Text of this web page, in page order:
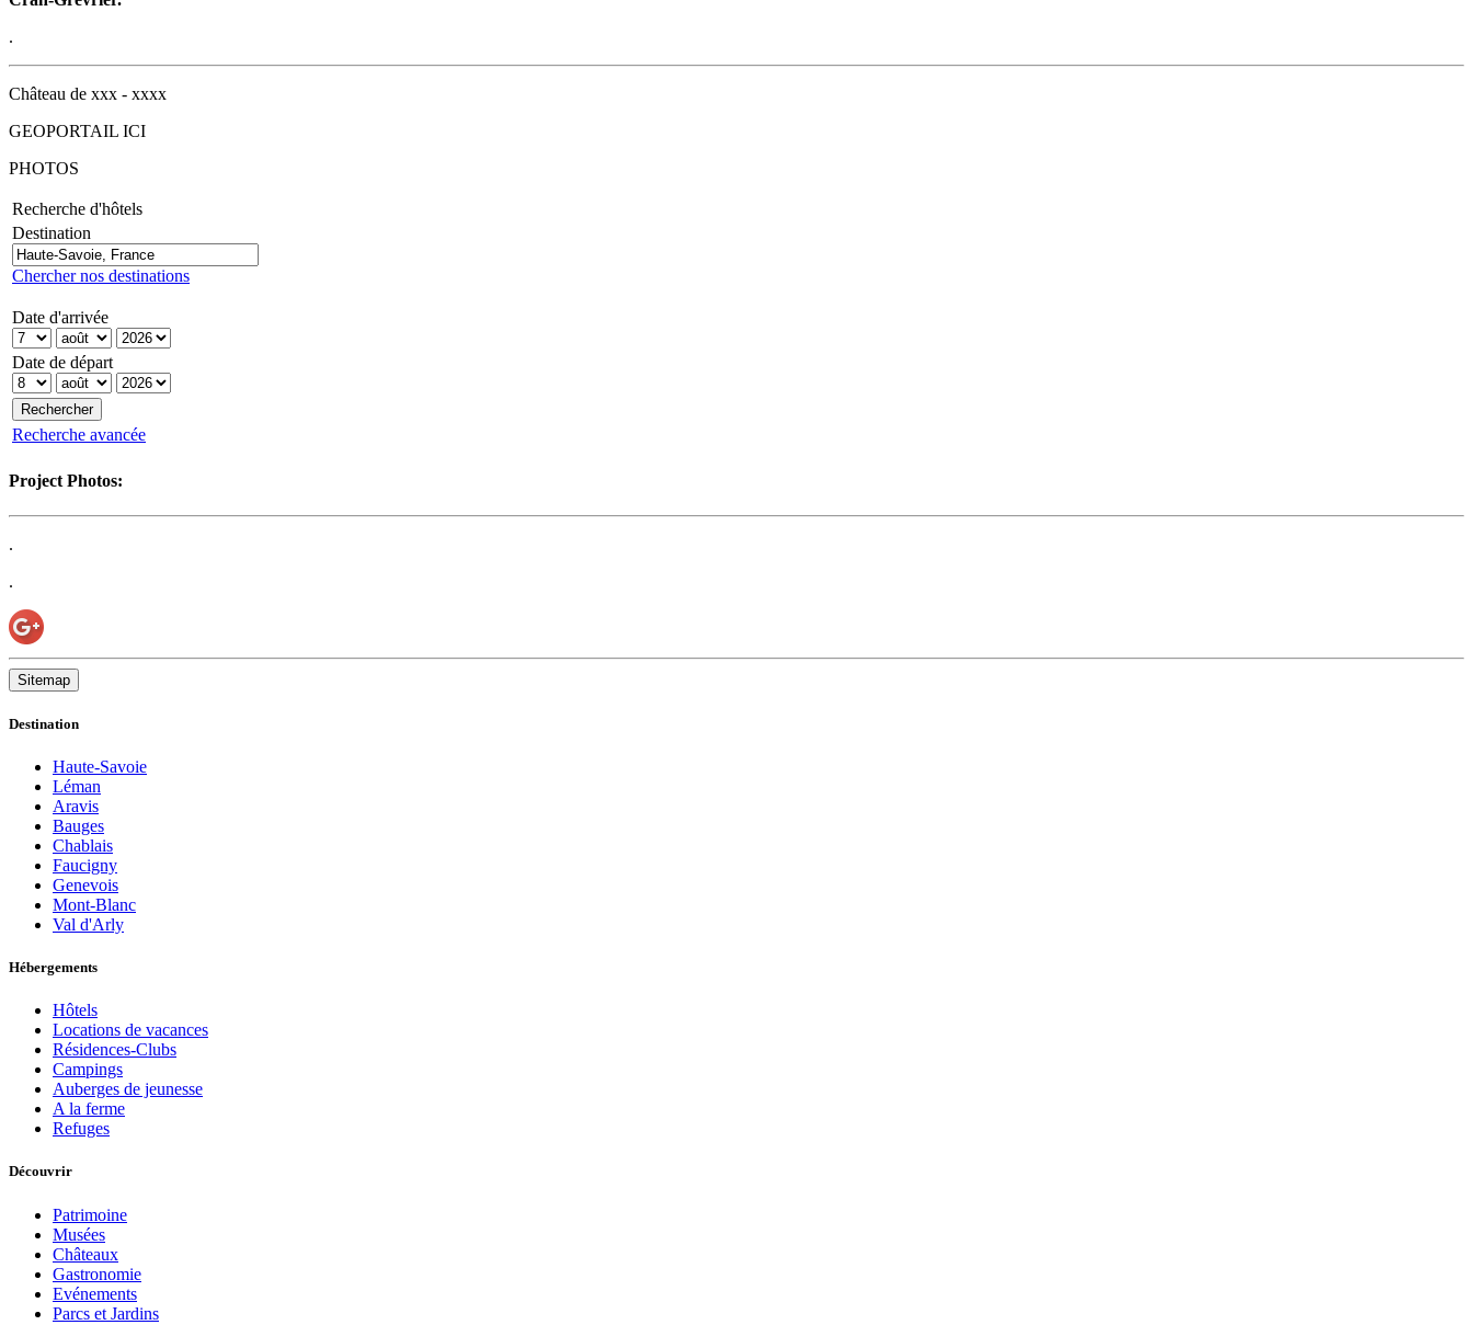
.
Château de xxx - xxxx
GEOPORTAIL ICI
PHOTOS
Recherche d'hôtels
Destination
Chercher nos destinations
Date d'arrivée
Date de départ
Recherche avancée
Project Photos:
.
.
Sitemap
Destination
Haute-Savoie
Léman
Aravis
Bauges
Chablais
Faucigny
Genevois
Mont-Blanc
Val d'Arly
Hébergements
Hôtels
Locations de vacances
Résidences-Clubs
Campings
Auberges de jeunesse
A la ferme
Refuges
Découvrir
Patrimoine
Musées
Châteaux
Gastronomie
Evénements
Parcs et Jardins